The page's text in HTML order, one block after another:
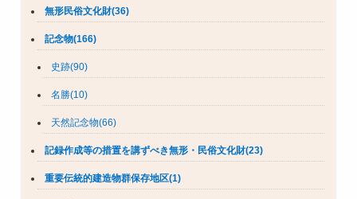
無形民俗文化財(36)
記念物(166)
史跡(90)
名勝(10)
天然記念物(66)
記録作成等の措置を講ずべき無形・民俗文化財(23)
重要伝統的建造物群保存地区(1)